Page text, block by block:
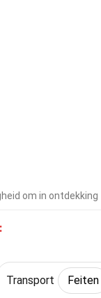
om in ontdekking
voor redactie
Transport Feiten